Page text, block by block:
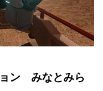
ン みなとみら